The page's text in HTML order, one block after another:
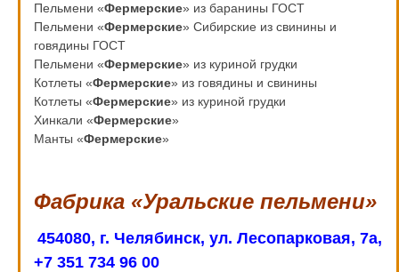
Пельмени «Фермерские» из баранины ГОСТ
Пельмени «Фермерские» Сибирские из свинины и
говядины ГОСТ
Пельмени «Фермерские» из куриной грудки
Котлеты «Фермерские» из говядины и свинины
Котлеты «Фермерские» из куриной грудки
Хинкали «Фермерские»
Манты «Фермерские»
Фабрика «Уральские пельмени»
454080, г. Челябинск, ул. Лесопарковая, 7а,
+7 351 734 96 00